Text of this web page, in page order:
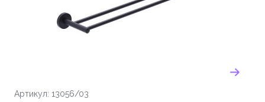
Артикул: 13056/03